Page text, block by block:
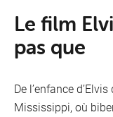
Le film
pas que
De l’enfance
Mississippi, où